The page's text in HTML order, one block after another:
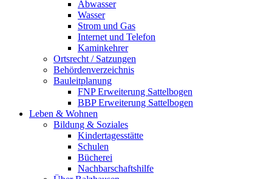
Abwasser
Wasser
Strom und Gas
Internet und Telefon
Kaminkehrer
Ortsrecht / Satzungen
Behördenverzeichnis
Bauleitplanung
FNP Erweiterung Sattelbogen
BBP Erweiterung Sattelbogen
Leben & Wohnen
Bildung & Soziales
Kindertagesstätte
Schulen
Bücherei
Nachbarschaftshilfe